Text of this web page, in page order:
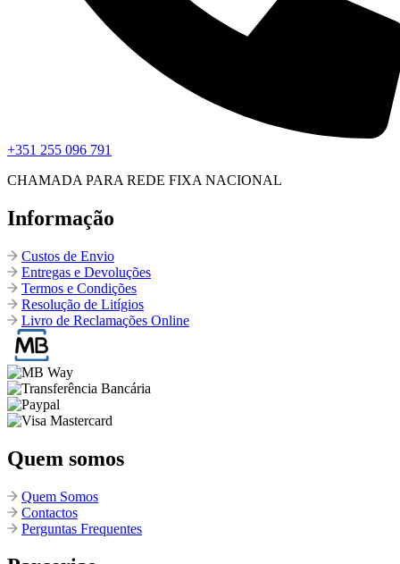
+351 255 096 791
CHAMADA PARA REDE FIXA NACIONAL
Informação
Custos de Envio
Entregas e Devoluções
Termos e Condições
Resolução de Litígios
Livro de Reclamações Online
Quem somos
Quem Somos
Contactos
Perguntas Frequentes